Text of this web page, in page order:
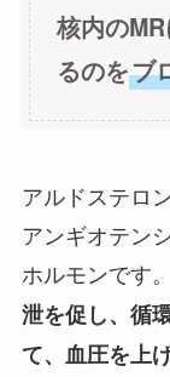
核内の
るのをブ
アルドステロ
アンギオテン
ホルモンです。
泄を促し、循
て、血圧を上